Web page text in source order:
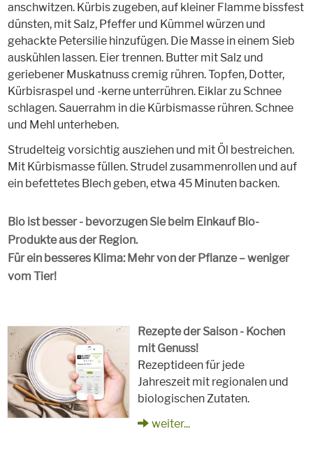
anschwitzen. Kürbis zugeben, auf kleiner Flamme bissfest
dünsten, mit Salz, Pfeffer und Kümmel würzen und
gehackte Petersilie hinzufügen. Die Masse in einem Sieb
auskühlen lassen. Eier trennen. Butter mit Salz und
geriebener Muskatnuss cremig rühren. Topfen, Dotter,
Kürbisraspel und -kerne unterrühren. Eiklar zu Schnee
schlagen. Sauerrahm in die Kürbismasse rühren. Schnee
und Mehl unterheben.
Strudelteig vorsichtig ausziehen und mit Öl bestreichen.
Mit Kürbismasse füllen. Strudel zusammenrollen und auf
ein befettetes Blech geben, etwa 45 Minuten backen.
Bio ist besser - bevorzugen Sie beim Einkauf Bio-
Produkte aus der Region.
Für ein besseres Klima: Mehr von der Pflanze – weniger
vom Tier!
Rezepte der Saison - Kochen
mit Genuss!
Rezeptideen für jede
Jahreszeit mit regionalen und
biologischen Zutaten.
weiter...